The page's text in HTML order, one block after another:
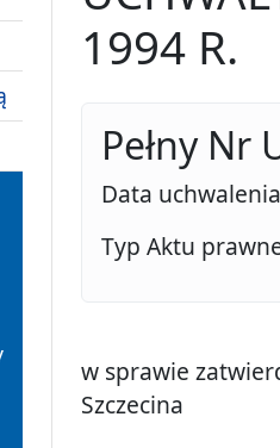
1994 R.
Pełny Nr
Data
Typ Aktu
w sprawie
Szczecina